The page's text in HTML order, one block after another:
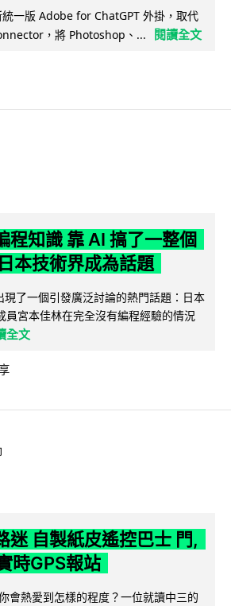
一版 Adobe for ChatGPT 外掛，取代
，將 Photoshop、...
閱讀全文
程知識 靠 AI 搞了一整個
本技術界成為話題
現了一個引發廣泛討論的熱門話題：日本
員宮本佳林在完全沒有編程經驗的情況
全文
迷 自製紙皮遙控巴士 門,
時GPS報站
會熱愛到怎樣的程度？一位就讀中三的